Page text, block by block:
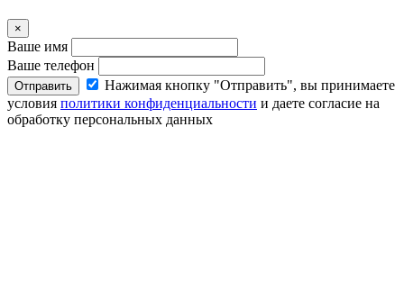
×
Ваше имя
Ваше телефон
Отправить
Нажимая кнопку "Отправить", вы принимаете
условия политики конфиденциальности и даете согласие на
обработку персональных данных